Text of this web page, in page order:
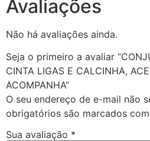
Avaliações
Não há avaliações ainda.
Seja o primeiro a avaliar
CINTA LIGAS E CALCINHA,
ACOMPANHA”
O seu endereço de e-mail não
obrigatórios são marcados com
Sua avaliação *